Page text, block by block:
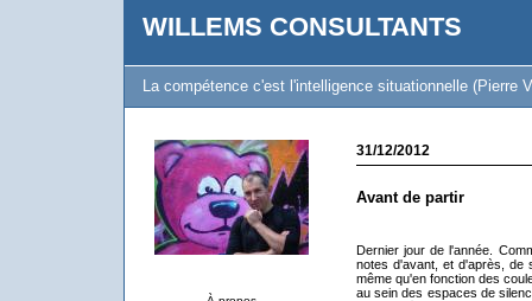
WILLEMS CONSULTANTS
La compétence c'est l'intelligence situationnelle (Pierre
31/12/2012
Avant de partir
Dernier jour de l'année.
notes d'avant, et d'après, de
même qu'en fonction des
au sein des espaces de